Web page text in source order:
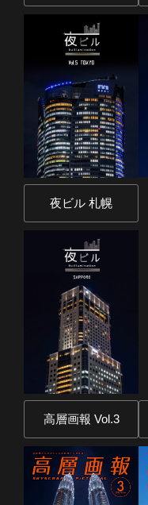
夜ビル 札幌
高層画報 Vol.3